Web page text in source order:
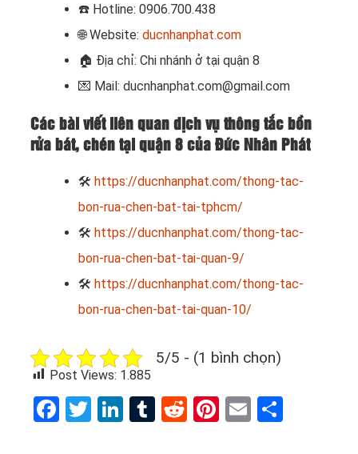
☎️ Hotline: 0906.700.438
🌐 Website: ducnhanphat.com
🏠 Địa chỉ: Chi nhánh ở tại quận 8
💌 Mail: ducnhanphat.com@gmail.com
Các bài viết liên quan dịch vụ thông tắc bồn
rửa bát, chén tại quận 8 của Đức Nhân Phát
🛠 https://ducnhanphat.com/thong-tac-
bon-rua-chen-bat-tai-tphcm/
🛠 https://ducnhanphat.com/thong-tac-
bon-rua-chen-bat-tai-quan-9/
🛠 https://ducnhanphat.com/thong-tac-
bon-rua-chen-bat-tai-quan-10/
5/5 - (1 bình chọn)
Post Views: 1.885
Facebook
Twitter
LinkedIn
Tumblr
RedditPinterest
Email